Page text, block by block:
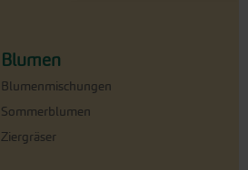
Blumen
Blumenmischungen
Sommerblumen
Ziergräser